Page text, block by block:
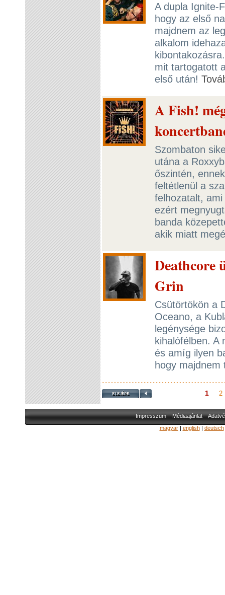
A dupla Ignite-
hogy az első
majdnem az
alkalom
mit tartogatott
első után!
A Fish!
Szombaton
utána a
őszintén,
feltétlenül a
felhozatalt,
ezért
banda
akik miatt
Deathcore
Grin
Csütörtökön a
Oceano, a
legénysége
kihalófélben. A
és amíg ilyen
hogy
1 2
Impresszum Médiaajánlat
magyar| english| deutsch